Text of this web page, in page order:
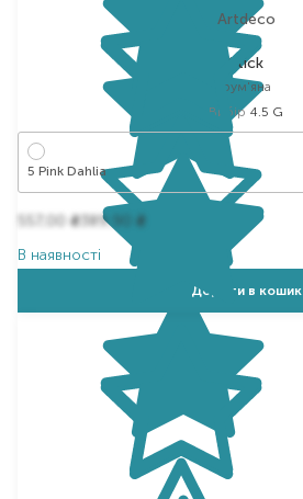
Artdeco
Stick
рум'яна
Вибір 4.5 G
5 Pink Dahlia
557,00₴ 389,90
₴
В наявності
Додати в кошик